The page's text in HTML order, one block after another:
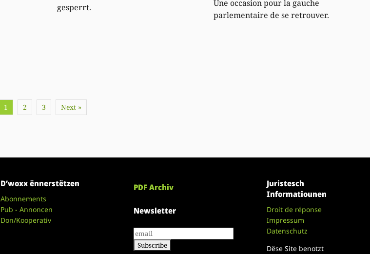
gesperrt.
Une occasion pour la gauche
parlementaire de se retrouver.
1 2 3 Next »
D’woxx ënnerstëtzen
Abonnements
Pub - Annoncen
Don/Kooperativ
PDF Archiv
Newsletter
Juristesch
Informatiounen
Droit de réponse
Impressum
Datenschutz
Dëse Site benotzt